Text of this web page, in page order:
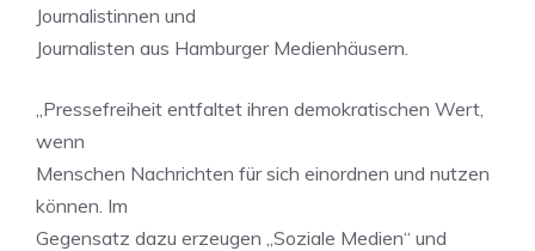
Journalistinnen und
Journalisten aus Hamburger Medienhäusern.
„Pressefreiheit entfaltet ihren demokratischen Wert,
wenn
Menschen Nachrichten für sich einordnen und nutzen
können. Im
Gegensatz dazu erzeugen „Soziale Medien“ und